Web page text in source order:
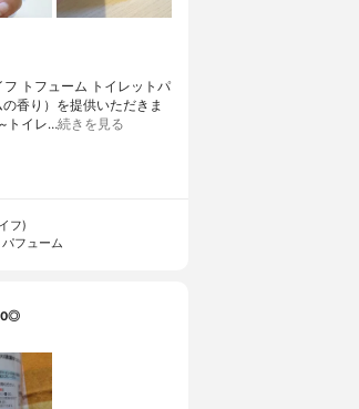
トフューム トイレットパ
香り）を提供いただきま
トイレ…続きを見る
フ)
フューム